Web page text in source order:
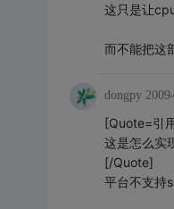
这只是让
而不能把这
dongpy
[Quote=引
这是怎么实
[/Quote]
平台不支持